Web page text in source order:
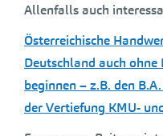
Allenfalls auch
Österreichische
Deutschland auch
beginnen – z.B. den
der Vertiefung KMU-